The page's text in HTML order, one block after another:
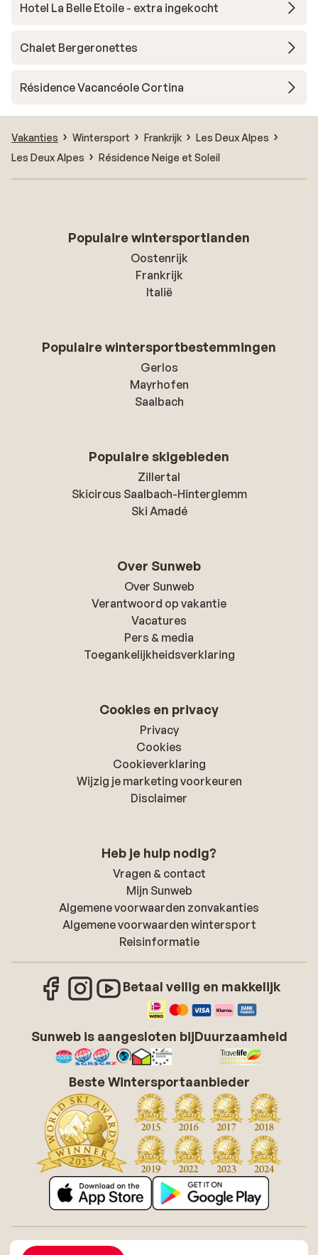
Hotel La Belle Etoile - extra ingekocht
Chalet Bergeronettes
Résidence Vacancéole Cortina
Vakanties Wintersport Frankrijk
Les Deux Alpes
Les Deux Alpes
Résidence Neige et Soleil
Populaire wintersportlanden
Oostenrijk
Frankrijk
Italië
Populaire wintersportbestemmingen
Gerlos
Mayrhofen
Saalbach
Populaire skigebieden
Zillertal
Skicircus Saalbach-Hinterglemm
Ski Amadé
Over Sunweb
Over Sunweb
Verantwoord op vakantie
Vacatures
Pers & media
Toegankelijkheidsverklaring
Cookies en privacy
Privacy
Cookies
Cookieverklaring
Wijzig je marketing voorkeuren
Disclaimer
Heb je hulp nodig?
Vragen & contact
Mijn Sunweb
Algemene voorwaarden zonvakanties
Algemene voorwaarden wintersport
Reisinformatie
Betaal veilig en makkelijk
Sunweb is aangesloten bijDuurzaamheid
Beste Wintersportaanbieder
Over Sunweb